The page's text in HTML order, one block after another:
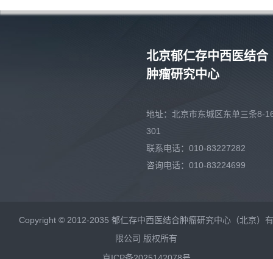
北京郁仁存中西医结合
肿瘤研究中心
地址：北京市东城区东单三条8-
301
联系电话：010-83227282
咨询电话：010-83224699
Copyright © 2012-2035 郁仁存中西医结合肿瘤研究中心（北京）有
限公司 版权所有